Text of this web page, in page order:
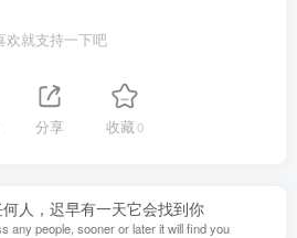
欢就支持一下吧
分享 收藏0
人，迟早有一天它会找到你
any people, sooner or later it will find you